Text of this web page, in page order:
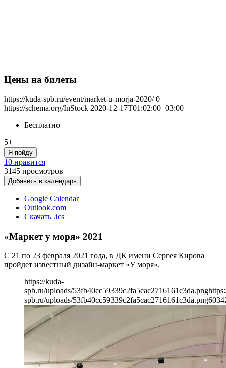
Цены на билеты
https://kuda-spb.ru/event/market-u-morja-2020/ 0
https://schema.org/InStock 2020-12-17T01:02:00+03:00
Бесплатно
5+
Я пойду
10 нравится
3145 просмотров
Добавить в календарь
Google Calendar
Outlook.com
Скачать .ics
«Маркет у моря» 2021
С 21 по 23 февраля 2021 года, в ДК имени Сергея Кирова
пройдет известный дизайн-маркет «У моря».
https://kuda-
spb.ru/uploads/53fb40cc59339c2fa5cac2716161c3da.png
spb.ru/uploads/53fb40cc59339c2fa5cac2716161c3da.png603